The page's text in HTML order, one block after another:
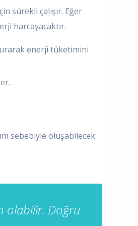
sürekli çalışır. Eğer
harcayacaktır.
enerji tüketimini
sebebiyle oluşabilecek
olabilir. Doğru